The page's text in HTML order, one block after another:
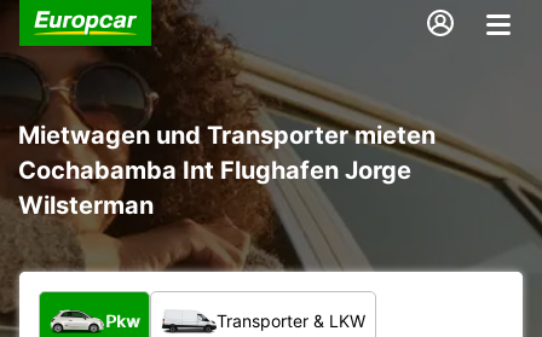
Mietwagen und Transporter mieten
Cochabamba Int Flughafen Jorge
Wilsterman
Welche Art von Fahrzeug?
Pkw Transporter & LKW